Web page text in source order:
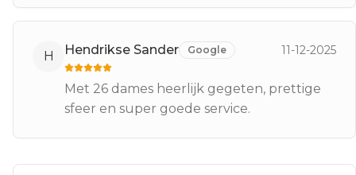
H Hendrikse Sander Google 11-12-2025
Met 26 dames heerlijk gegeten, prettige
sfeer en super goede service.